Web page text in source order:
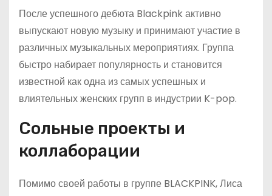
После успешного дебюта Blackpink активно
выпускают новую музыку и принимают участие в
различных музыкальных мероприятиях. Группа
быстро набирает популярность и становится
известной как одна из самых успешных и
влиятельных женских групп в индустрии K-pop.
Сольные проекты и
коллаборации
Помимо своей работы в группе BLACKPINK, Лиса